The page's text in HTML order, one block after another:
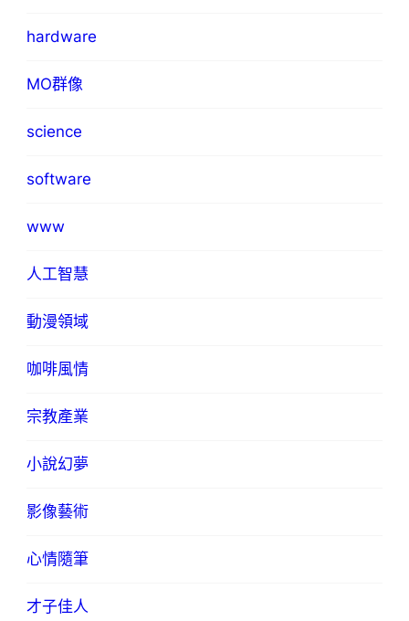
hardware
MO群像
science
software
www
人工智慧
動漫領域
咖啡風情
宗教產業
小說幻夢
影像藝術
心情隨筆
才子佳人